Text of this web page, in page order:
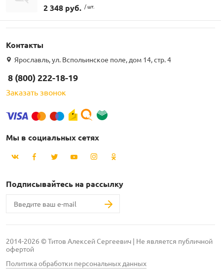
2 348 руб. / шт.
Контакты
Ярославль, ул. Вспольинское поле, дом 14, стр. 4
8 (800) 222-18-19
Заказать звонок
Мы в социальных сетях
Подписывайтесь на рассылку
2014-2026 © Титов Алексей Сергеевич | Не является публичной
офертой
Политика обработки персональных данных